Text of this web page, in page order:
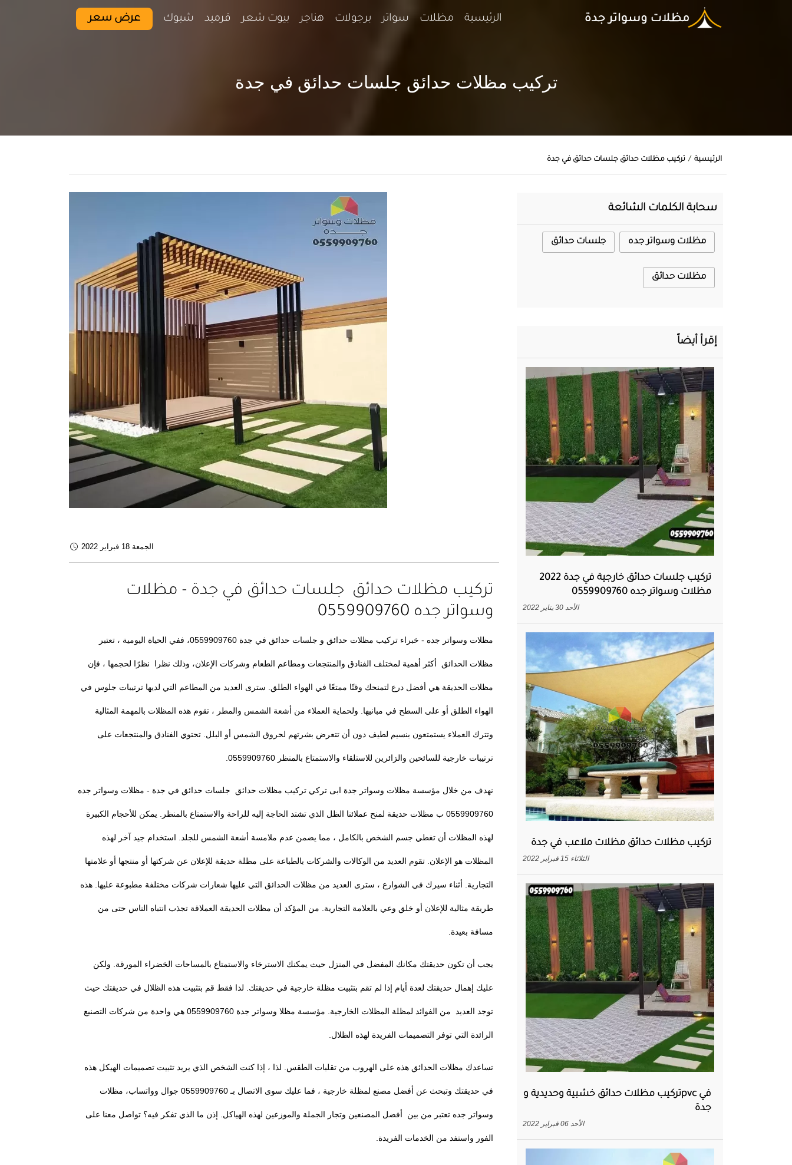
الرئيسية مظلات سواتر برجولات هناجر بيوت شعر قرميد شبوك عرض سعر
تركيب مظلات حدائق جلسات حدائق في جدة
الرئيسية تركيب مظلات حدائق جلسات حدائق في جدة
الجمعة 18 فبراير 2022
تركيب مظلات حدائق جلسات حدائق في جدة - مظلات
وسواتر جده 0559909760
مظلات وسواتر جده - خبراء تركيب مظلات حدائق و جلسات حدائق في جدة 0559909760، ففي الحياة اليومية ، تعتبر
مظلات الحدائق أكثر أهمية لمختلف الفنادق والمنتجعات ومطاعم الطعام وشركات الإعلان، وذلك نظرا نظرًا لحجمها ، فإن
مظلات الحديقة هي أفضل درع لتمنحك وقتًا ممتعًا في الهواء الطلق. سترى العديد من المطاعم التي لديها ترتيبات جلوس في
الهواء الطلق أو على السطح في مبانيها. ولحماية العملاء من أشعة الشمس والمطر ، تقوم هذه المظلات بالمهمة المثالية
وتترك العملاء يستمتعون بنسيم لطيف دون أن تتعرض بشرتهم لحروق الشمس أو البلل. تحتوي الفنادق والمنتجعات على
ترتيبات خارجية للسائحين والزائرين للاستلقاء والاستمتاع بالمنظر 0559909760.
نهدف من خلال مؤسسة مظلات وسواتر جدة ابى تركي تركيب مظلات حدائق جلسات حدائق في جدة - مظلات وسواتر جده
0559909760 ب مظلات حديقة لمنح عملائنا الظل الذي تشتد الحاجة إليه للراحة والاستمتاع بالمنظر. يمكن للأحجام الكبيرة
لهذه المظلات أن تغطي جسم الشخص بالكامل ، مما يضمن عدم ملامسة أشعة الشمس للجلد. استخدام جيد آخر لهذه
المظلات هو الإعلان. تقوم العديد من الوكالات والشركات بالطباعة على مظلة حديقة للإعلان عن شركتها أو منتجها أو علامتها
التجارية. أثناء سيرك في الشوارع ، سترى العديد من مظلات الحدائق التي عليها شعارات شركات مختلفة مطبوعة عليها. هذه
طريقة مثالية للإعلان أو خلق وعي بالعلامة التجارية. من المؤكد أن مظلات الحديقة العملاقة تجذب انتباه الناس حتى من
مسافة بعيدة.
يجب أن تكون حديقتك مكانك المفضل في المنزل حيث يمكنك الاسترخاء والاستمتاع بالمساحات الخضراء المورقة. ولكن
عليك إهمال حديقتك لعدة أيام إذا لم تقم بتثبيت مظلة خارجية في حديقتك. لذا فقط قم بتثبيت هذه الظلال في حديقتك حيث
توجد العديد من الفوائد لمظلة المظلات الخارجية. مؤسسة مظلا وسواتر جدة 0559909760 هي واحدة من شركات التصنيع
الرائدة التي توفر التصميمات الفريدة لهذه الظلال.
تساعدك مظلات الحدائق هذه على الهروب من تقلبات الطقس. لذا ، إذا كنت الشخص الذي يريد تثبيت تصميمات الهيكل هذه
في حديقتك وتبحث عن أفضل مصنع لمظلة خارجية ، فما عليك سوى الاتصال بـ 0559909760 جوال وواتساب، مظلات
وسواتر جده تعتبر من بين أفضل المصنعين وتجار الجملة والموزعين لهذه الهياكل. إذن ما الذي تفكر فيه؟ تواصل معنا على
الفور واستفد من الخدمات الفريدة.
سحابة الكلمات الشائعة
مظلات وسواتر جده جلسات حدائق
مظلات حدائق
إقرأ أيضاً
تركيب جلسات حدائق خارجية في جدة 2022
مظلات وسواتر جده 0559909760
الأحد 30 يناير 2022
تركيب مظلات حدائق مظلات ملاعب في جدة
الثلاثاء 15 فبراير 2022
تركيب مظلات حدائق خشبية وحديدية وpvc في
جدة
الأحد 06 فبراير 2022